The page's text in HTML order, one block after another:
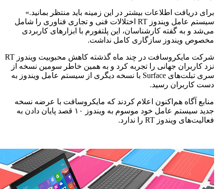
برای دریافت اطلاعات بیشتر در این زمینه باید منتظر بمانید.»
سیستم عامل ویندوز RT اختلالات فنی و تجاری فناوری را شامل
می‌شد و به گفته کارشناسان، این پلتفورم با ابزارهای کاربردی
مخصوص ویندوز سازگاری کامل نداشت.
شرکت مایکروسافت در چند ماه گذشته کاهش محبوبیت ویندوز RT
نزد کاربران جهانی را تجربه کرد و به همین خاطر سومین نسخه از
سری تبلت‌های Surface با نسخه دیگری از سیستم عامل ویندوز به
دست کاربران رسید.
منابع آگاه هم‌اکنون اعلام کردند که مایکروسافت با عرضه نسخه
جدید سیستم عامل خود موسوم به ویندوز ۱۰ قصد پایان دادن به
فعالیت‌های ویندوز RT را ندارد.